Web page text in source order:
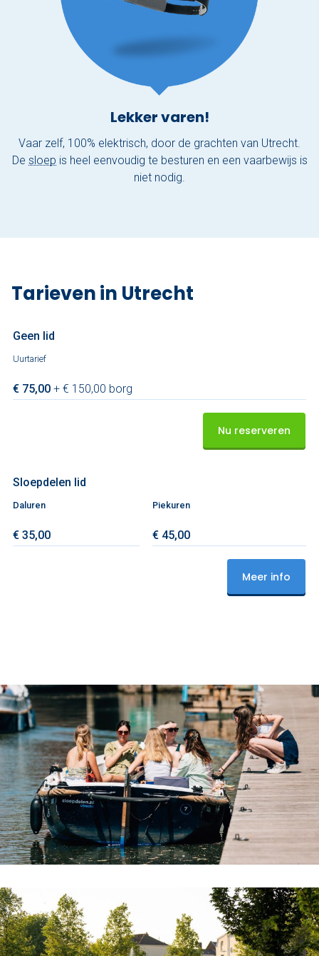
Lekker varen!
Vaar zelf, 100% elektrisch, door de grachten van Utrecht.
De sloep is heel eenvoudig te besturen en een vaarbewijs is
niet nodig.
Tarieven in Utrecht
Geen lid
Uurtarief
Nu reserveren
€ 75,00 + € 150,00 borg
Sloepdelen lid
Daluren Piekuren
Meer info
€ 35,00 € 45,00